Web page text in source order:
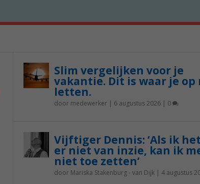
Slim vergelijken voor je
vakantie. Dit is waar je op
letten.
door medewerker| 6 augustus 2026| 0
Vijftiger Dennis: ‘Als ik
er niet van inzie, kan ik
niet toe zetten’
door Mariska Stakenburg - van Dijk| 4 augustus